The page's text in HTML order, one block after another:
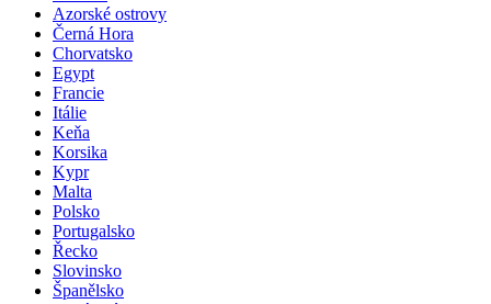
Azorské ostrovy
Černá Hora
Chorvatsko
Egypt
Francie
Itálie
Keňa
Korsika
Kypr
Malta
Polsko
Portugalsko
Řecko
Slovinsko
Španělsko